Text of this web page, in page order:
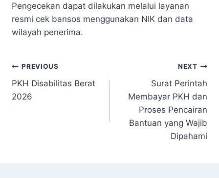
Pengecekan dapat dilakukan melalui layanan
resmi cek bansos menggunakan NIK dan data
wilayah penerima.
Navigasi
pos
PREVIOUS
PKH Disabilitas Berat
2026
NEXT
Surat Perintah
Membayar PKH dan
Proses Pencairan
Bantuan yang Wajib
Dipahami